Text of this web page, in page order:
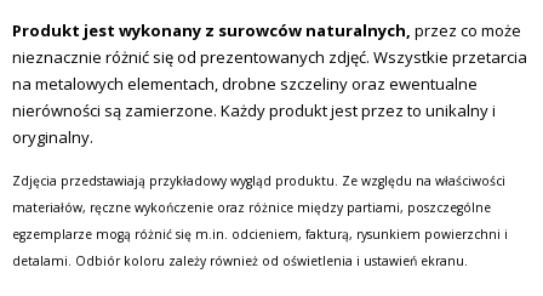
Produkt jest wykonany z surowców naturalnych, przez co może
nieznacznie różnić się od prezentowanych zdjęć. Wszystkie przetarcia
na metalowych elementach, drobne szczeliny oraz ewentualne
nierówności są zamierzone. Każdy produkt jest przez to unikalny i
oryginalny.
Zdjęcia przedstawiają przykładowy wygląd produktu. Ze względu na właściwości
materiałów, ręczne wykończenie oraz różnice między partiami, poszczególne
egzemplarze mogą różnić się m.in. odcieniem, fakturą, rysunkiem powierzchni i
detalami. Odbiór koloru zależy również od oświetlenia i ustawień ekranu.